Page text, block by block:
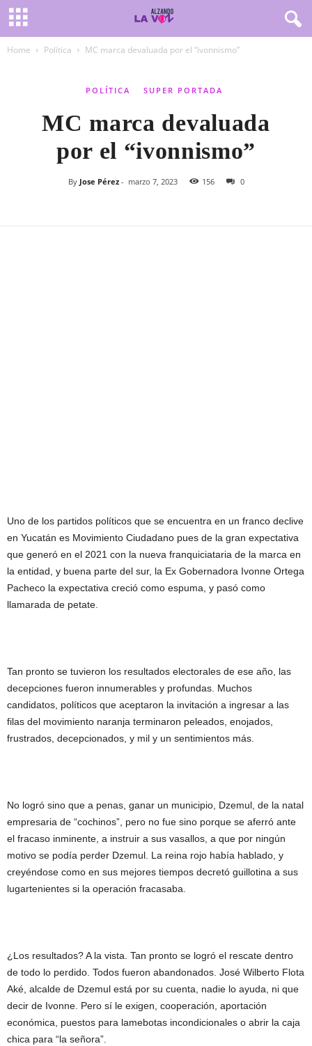
Home Política MC marca devaluada por el “ivonnismo”
POLÍTICA SUPER PORTADA
MC marca devaluada
por el “ivonnismo”
By Jose Pérez- marzo 7, 2023 156 0
Uno de los partidos políticos que se encuentra en un franco declive
en Yucatán es Movimiento Ciudadano pues de la gran expectativa
que generó en el 2021 con la nueva franquiciataria de la marca en
la entidad, y buena parte del sur, la Ex Gobernadora Ivonne Ortega
Pacheco la expectativa creció como espuma, y pasó como
llamarada de petate.
Tan pronto se tuvieron los resultados electorales de ese año, las
decepciones fueron innumerables y profundas. Muchos
candidatos, políticos que aceptaron la invitación a ingresar a las
filas del movimiento naranja terminaron peleados, enojados,
frustrados, decepcionados, y mil y un sentimientos más.
No logró sino que a penas, ganar un municipio, Dzemul, de la natal
empresaria de “cochinos”, pero no fue sino porque se aferró ante
el fracaso inminente, a instruir a sus vasallos, a que por ningún
motivo se podía perder Dzemul. La reina rojo había hablado, y
creyéndose como en sus mejores tiempos decretó guillotina a sus
lugartenientes si la operación fracasaba.
¿Los resultados? A la vista. Tan pronto se logró el rescate dentro
de todo lo perdido. Todos fueron abandonados. José Wilberto Flota
Aké, alcalde de Dzemul está por su cuenta, nadie lo ayuda, ni que
decir de Ivonne. Pero sí le exigen, cooperación, aportación
económica, puestos para lamebotas incondicionales o abrir la caja
chica para “la señora”.